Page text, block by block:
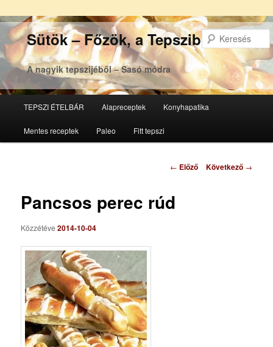
Sütök – Főzök, a Tepsziből
A nagyik tepszijéből – Sasó módra
Tovább
az
Tovább
a
TEPSZI ÉTELBÁR Alapreceptek Konyhapatika
Mentes receptek Paleo Fitt tepszi
Bejegyzés
← Előző Következő →
Pancsos perec rúd
Közzétéve2014-10-04